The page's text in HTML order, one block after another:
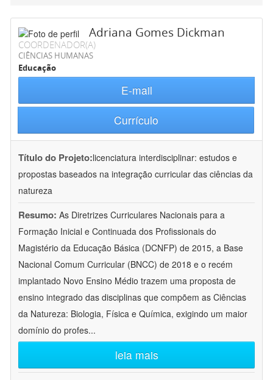
Adriana Gomes Dickman
COORDENADOR(A)
CIÊNCIAS HUMANAS
Educação
E-mail
Currículo
Título do Projeto:licenciatura interdisciplinar: estudos e
propostas baseados na integração curricular das ciências da
natureza
Resumo: As Diretrizes Curriculares Nacionais para a
Formação Inicial e Continuada dos Profissionais do
Magistério da Educação Básica (DCNFP) de 2015, a Base
Nacional Comum Curricular (BNCC) de 2018 e o recém
implantado Novo Ensino Médio trazem uma proposta de
ensino integrado das disciplinas que compõem as Ciências
da Natureza: Biologia, Física e Química, exigindo um maior
domínio do profes...
leia mais